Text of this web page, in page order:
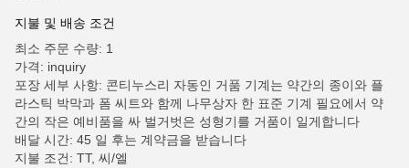
지불 및 배송 조건
최소 주문 수량: 1
가격: inquiry
포장 세부 사항: 콘티누스리 자동인 거품 기계는 약간의 종이와 플
라스틱 박막과 폼 씨트와 함께 나무상자 한 표준 기계 필요에서 약
간의 작은 예비품을 싸 벌거벗은 성형기를 거품이 일게합니다
배달 시간: 45 일 후는 계약금을 받습니다
지불 조건: TT, 씨/엘